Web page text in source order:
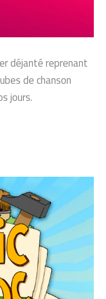
déjanté reprenant
de chanson
jours.